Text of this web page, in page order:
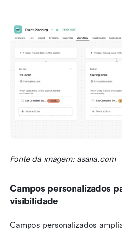
Fonte da imagem: asana.com
Campos personalizados
visibilidade
Campos personalizados